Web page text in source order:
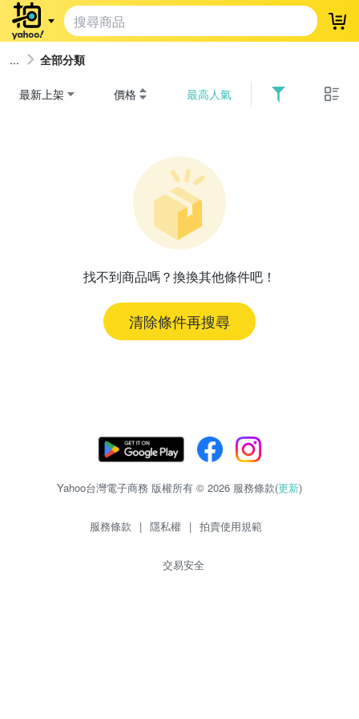
登
全部分類
最新上架 價格 最高人氣
找不到商品嗎？換換其他條件吧！
清除條件再搜尋
Yahoo台灣電子商務 版權所有 © 2026 服務條款(更新)
服務條款 | 隱私權 | 拍賣使用規範
交易安全